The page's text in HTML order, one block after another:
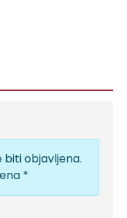
objavljena.
*